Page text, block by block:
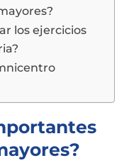
los ejercicios